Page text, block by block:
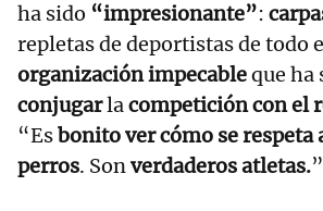
ha sido “impresionante”:
repletas de deportistas de todo
organización impecableque ha
conjugarlacompetición con el
“Esbonito ver cómo se respeta
perros. Sonverdaderos atletas.